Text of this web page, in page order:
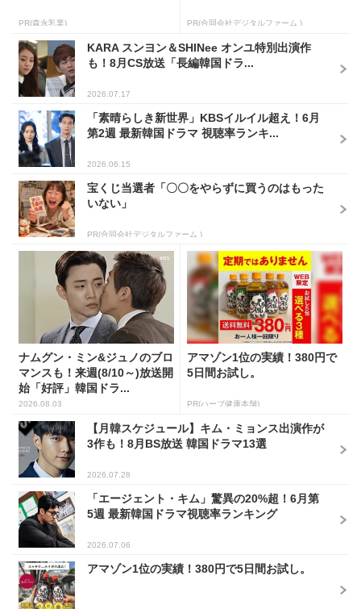
PR(森永乳業) PR(合同会社デジタルファーム )
KARA スンヨン＆SHINee オンユ特別出演作
も！8月CS放送「長編韓国ドラ...
2026.07.17
「素晴らしき新世界」KBSイルイル超え！6月
第2週 最新韓国ドラマ 視聴率ランキ...
2026.06.15
宝くじ当選者「〇〇をやらずに買うのはもった
いない」
PR(合同会社デジタルファーム )
ナムグン・ミン&ジュノのブロ
マンスも！来週(8/10～)放送開
始「好評」韓国ドラ...
2026.08.03
アマゾン1位の実績！380円で
5日間お試し。
PR(ハーブ健康本舗)
【月韓スケジュール】キム・ミョンス出演作が
3作も！8月BS放送 韓国ドラマ13選
2026.07.28
「エージェント・キム」驚異の20%超！6月第
5週 最新韓国ドラマ視聴率ランキング
2026.07.06
アマゾン1位の実績！380円で5日間お試し。